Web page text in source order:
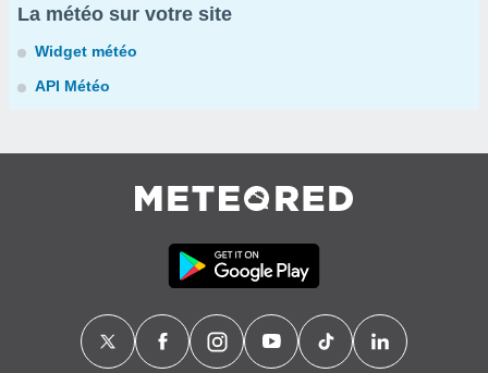
La météo sur votre site
Widget météo
API Météo